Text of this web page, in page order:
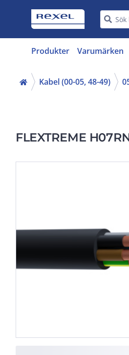
Produkter Varumärken
Kabel (00-05, 48-49)
FLEXTREME